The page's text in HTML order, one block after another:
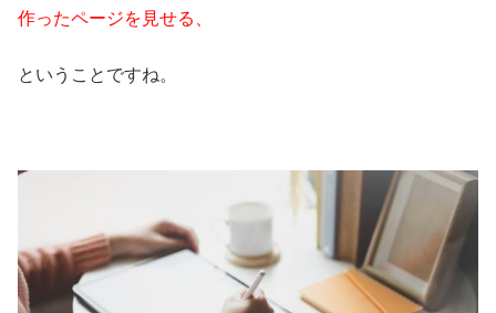
作ったページを見せる、
ということですね。